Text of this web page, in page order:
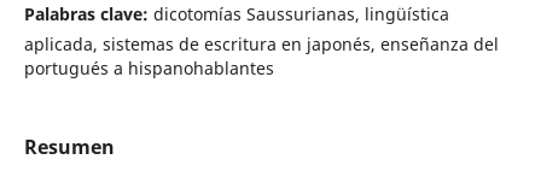
Palabras clave: dicotomías Saussurianas, lingüística
aplicada, sistemas de escritura en japonés, enseñanza del
portugués a hispanohablantes
Resumen